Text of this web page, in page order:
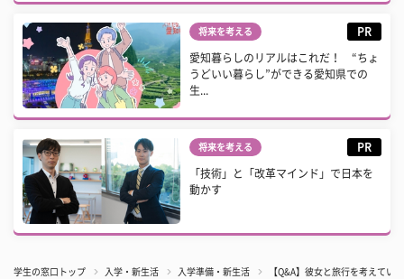
将来を考える PR
愛知暮らしのリアルはこれだ！ “ちょ
うどいい暮らし”ができる愛知県での
生...
将来を考える PR
「技術」と「改革マインド」で日本を
動かす
学生の窓口トップ 入学・新生活 入学準備・新生活 【Q&A】彼女と旅行を考えてい